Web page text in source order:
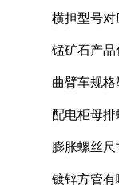
横担型号对
锰矿石产
曲臂车规格
配电柜母
膨胀螺丝
镀锌方管